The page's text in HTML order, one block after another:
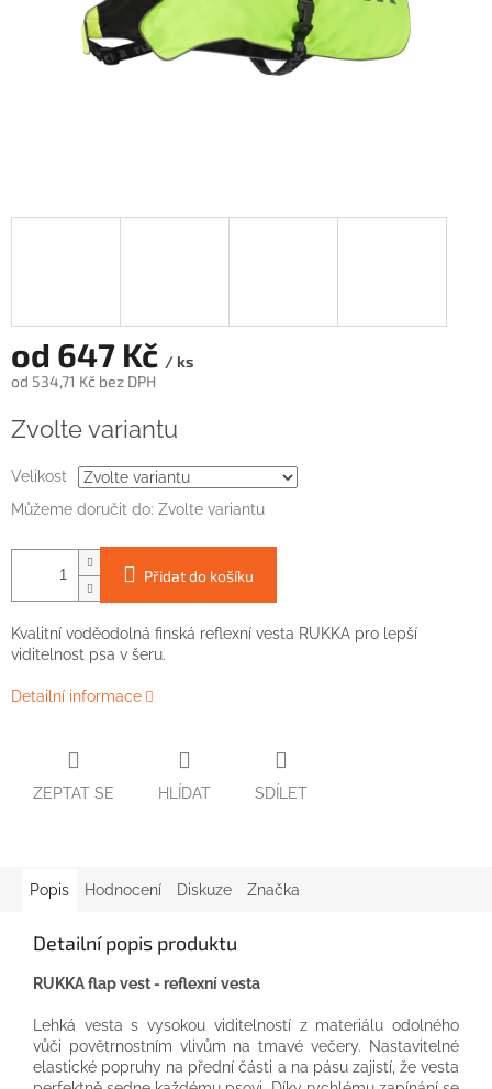
od 647 Kč / ks
od 534,71 Kč bez DPH
cena:
Zvolte variantu
Velikost
Můžeme doručit do: Zvolte variantu
Přidat do košíku
Kvalitní voděodolná finská reflexní vesta RUKKA pro lepší
viditelnost psa v šeru.
Detailní informace
ZEPTAT SE HLÍDAT SDÍLET
Popis Hodnocení Diskuze Značka
Detailní popis produktu
RUKKA flap vest - reflexní vesta
Lehká vesta s vysokou viditelností z materiálu odolného
vůči povětrnostním vlivům na tmavé večery. Nastavitelné
elastické popruhy na přední části a na pásu zajistí, že vesta